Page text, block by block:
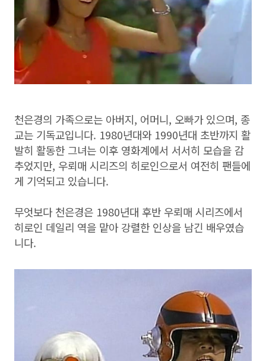
천은경의 가족으로는 아버지, 어머니, 오빠가 있으며, 종
교는 기독교입니다. 1980년대와 1990년대 초반까지 활
발히 활동한 그녀는 이후 영화계에서 서서히 모습을 감
추었지만, 우뢰매 시리즈의 히로인으로서 여전히 팬들에
게 기억되고 있습니다.
무엇보다 천은경은 1980년대 후반 우뢰매 시리즈에서
히로인 데일리 역을 맡아 강렬한 인상을 남긴 배우였습
니다.